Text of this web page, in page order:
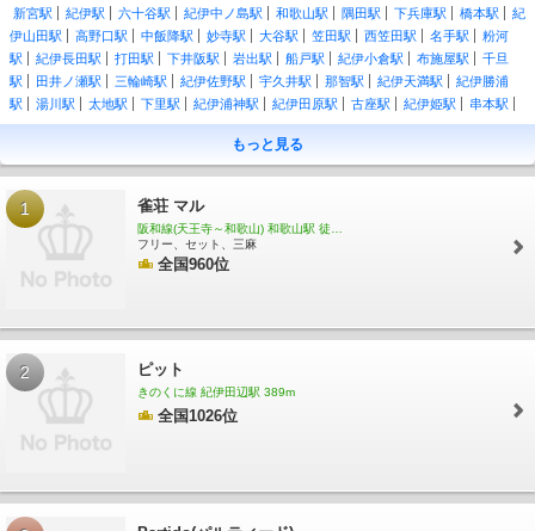
新宮駅 紀伊駅 六十谷駅 紀伊中ノ島駅 和歌山駅 隅田駅 下兵庫駅 橋本駅
紀
伊山田駅
高野口駅 中飯降駅 妙寺駅 大谷駅 笠田駅 西笠田駅 名手駅
粉河
駅
紀伊長田駅 打田駅 下井阪駅 岩出駅 船戸駅 紀伊小倉駅 布施屋駅
千旦
駅
田井ノ瀬駅 三輪崎駅 紀伊佐野駅 宇久井駅 那智駅 紀伊天満駅
紀伊勝浦
駅
湯川駅 太地駅 下里駅 紀伊浦神駅 紀伊田原駅 古座駅 紀伊姫駅
串本駅
紀伊有田駅
田並駅 田子駅 和深駅 江住駅 見老津駅 周参見駅 紀伊日置駅
椿
紀伊新庄駅 紀伊田辺駅
駅
切目駅 印南駅 稲原駅 和佐駅 道成寺駅 御坊駅 紀伊内原駅
紀伊由良駅
広川ビーチ駅
藤並駅
水浦駅
海南駅 黒江駅 紀三井寺駅
山大学前駅
和歌山港駅 東松江駅 中松江駅 八幡前駅
磯
ノ浦駅
加太駅 紀見峠駅 林間田園都市駅
山駅
高野下駅
駅
交通センター前駅 岡崎前駅 吉礼駅 伊太祈曽駅 山東駅 大池遊園駅
西山口
駅
もっと見る
1 雀荘 マル
フリー、セット、三麻
全国960位
2 ピット
きのくに線 紀伊田辺駅 389m
全国1026位